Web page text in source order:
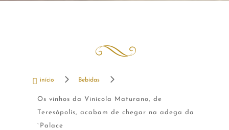
 início 5 Bebidas 5
Os vinhos da Vinícola Maturano, de
Teresópolis, acabam de chegar na adega da
`Palace